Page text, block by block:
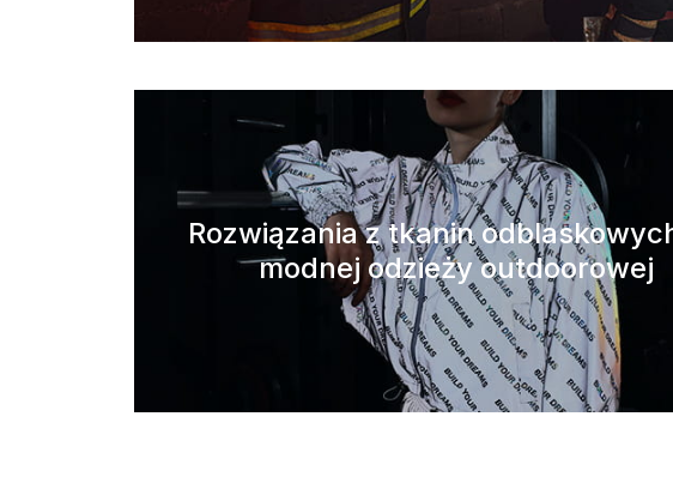
Rozwiązania z tkanin
modnej odzieży outdoorowej